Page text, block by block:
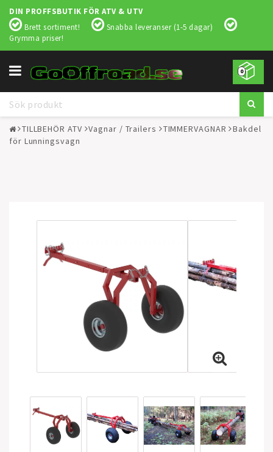
DIN PROFFSBUTIK FÖR ATV & UTV
Brett sortiment!
Snabba leveranser (1-5 dagar)
Grymma priser!
0
Toggle
navigation
TILLBEHÖR ATV Vagnar / Trailers TIMMERVAGNAR
Bakdel
för Lunningsvagn